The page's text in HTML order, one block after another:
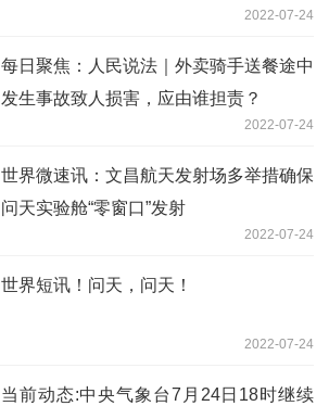
2022-07-24
每日聚焦：人民说法｜外卖骑手送餐途中
发生事故致人损害，应由谁担责？
2022-07-24
世界微速讯：文昌航天发射场多举措确保
问天实验舱“零窗口”发射
2022-07-24
世界短讯！问天，问天！
2022-07-24
当前动态:中央气象台7月24日18时继续